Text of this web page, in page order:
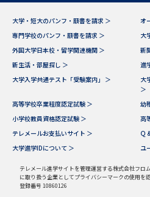
大学・短大のパンフ・願書を請求 ＞
オ
専門学校のパンフ・願書を請求 ＞
大
外国大学日本校・留学関連機関 ＞
新
新生活・部屋探し ＞
進
大学入学共通テスト「受験案内」 ＞
大
＞
高等学校卒業程度認定試験 ＞
幼
小学校教員資格認定試験 ＞
高
テレメールお支払いサイト ＞
Ｑ
大学進学IDについて ＞
ユ
テレメール進学サイトを管理運営する株式会社フロ
に取り扱う企業としてプライバシーマークの使用を
登録番号 10860126